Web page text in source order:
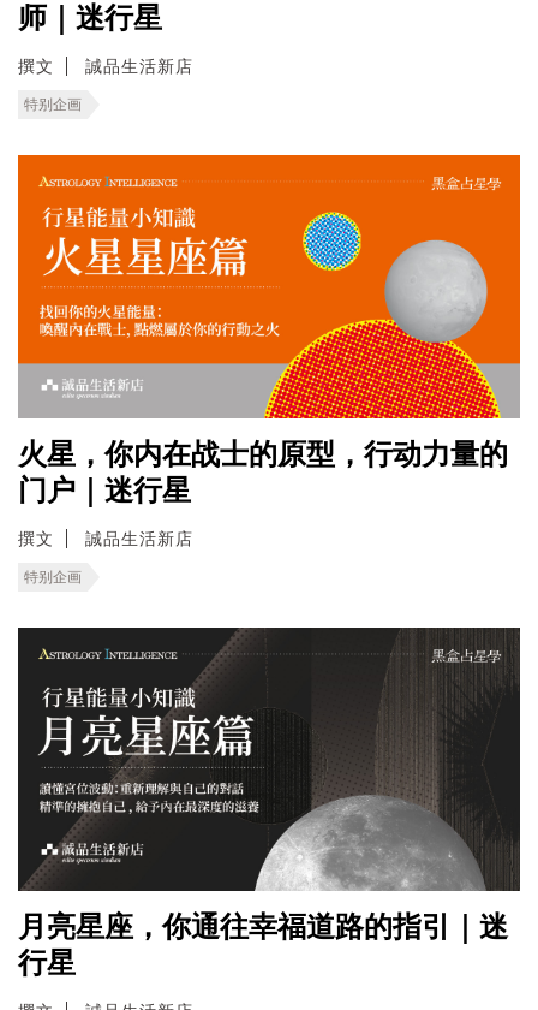
师｜迷行星
撰文 誠品生活新店
特别企画
火星，你内在战士的原型，行动力量的
门户｜迷行星
撰文 誠品生活新店
特别企画
月亮星座，你通往幸福道路的指引｜迷
行星